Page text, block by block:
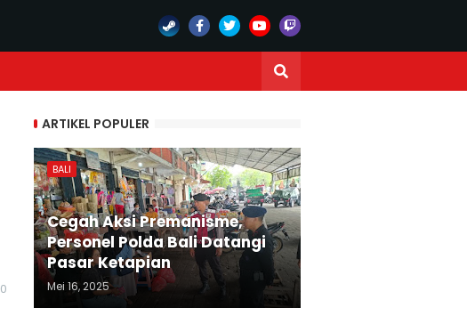
0
ARTIKEL POPULER
BALI
Cegah Aksi Premanisme,
Personel Polda Bali Datangi
Pasar Ketapian
Mei 16, 2025